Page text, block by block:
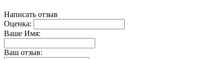
Написать отзыв
Оценка:
Ваше Имя:
Ваш отзыв: